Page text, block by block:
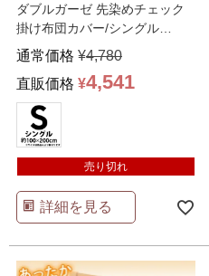
ダブルガーゼ 先染めチェック
掛け布団カバー/シングル
150×210
通常価格 ¥4,780
直販価格 ¥4,541
売り切れ
詳細を見る